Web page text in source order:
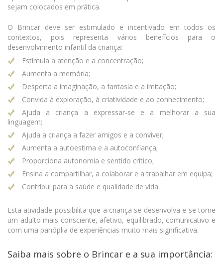
sejam colocados em prática.
O Brincar deve ser estimulado e incentivado em todos os
contextos, pois representa vários benefícios para o
desenvolvimento infantil da criança:
Estimula a atenção e a concentração;
Aumenta a memória;
Desperta a imaginação, a fantasia e a imitação;
Convida à exploração, à criatividade e ao conhecimento;
Ajuda a criança a expressar-se e a melhorar a sua
linguagem;
Ajuda a criança a fazer amigos e a conviver;
Aumenta a autoestima e a autoconfiança;
Proporciona autonomia e sentido crítico;
Ensina a compartilhar, a colaborar e a trabalhar em equipa;
Contribui para a saúde e qualidade de vida.
Esta atividade possibilita que a criança se desenvolva e se torne
um adulto mais consciente, afetivo, equilibrado, comunicativo e
com uma panóplia de experiências muito mais significativa.
Saiba mais sobre o Brincar e a sua importância: